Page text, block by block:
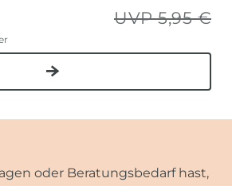
UVP 5,95 €
oder Beratungsbedarf hast,